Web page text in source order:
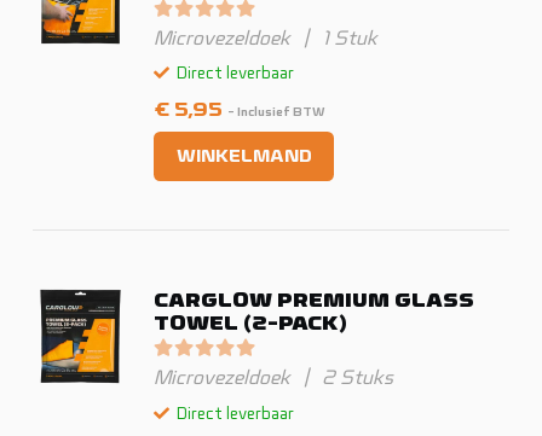
Gewaardeerd 0uit 5
Microvezeldoek | 1 Stuk
Direct leverbaar
€ 5,95 - Inclusief BTW
WINKELMAND
CARGLOW PREMIUM GLASS
TOWEL (2-PACK)
Gewaardeerd 0uit 5
Microvezeldoek | 2 Stuks
Direct leverbaar